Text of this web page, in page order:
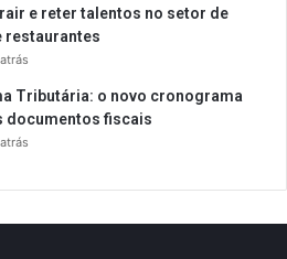
e reter talentos no setor de
restaurantes
Tributária: o novo cronograma
documentos fiscais